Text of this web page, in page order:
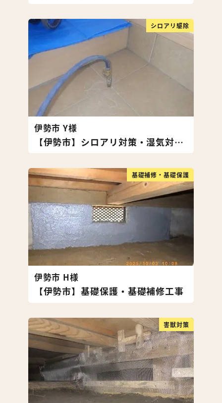
シロアリ駆除
伊勢市 Y様
【伊勢市】シロアリ対策・湿気対策工事
基礎補修・基礎保護
伊勢市 H様
【伊勢市】基礎保護・基礎補修工事
害獣対策